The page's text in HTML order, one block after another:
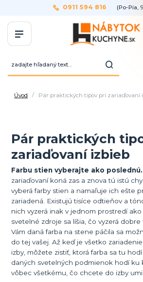
0911 594 816 (Po-Pia,
Úvod Pár praktických tipov pri zariaďovaní
Pár praktických
zariaďovaní izbieb
Farbu stien vyberajte ako poslednú.
zariaďovaní koná zas a znova tú istú
vyberá farby stien a namaľuje ich ešte
zariadená. Existujú tisíce odtieňov a
nich vyzerá inak v jednom prostredí
svetelné zdroje sa líšia, čo vyzerá dobre
Vám daná farba na stene páčila sa
do tej vašej. Až keď je všetko
izby, môžete zistiť, ktorá farba sa tu hodí
daných svetelných podmienok hodí ku
vôbec všetkému, čo chcete do izby